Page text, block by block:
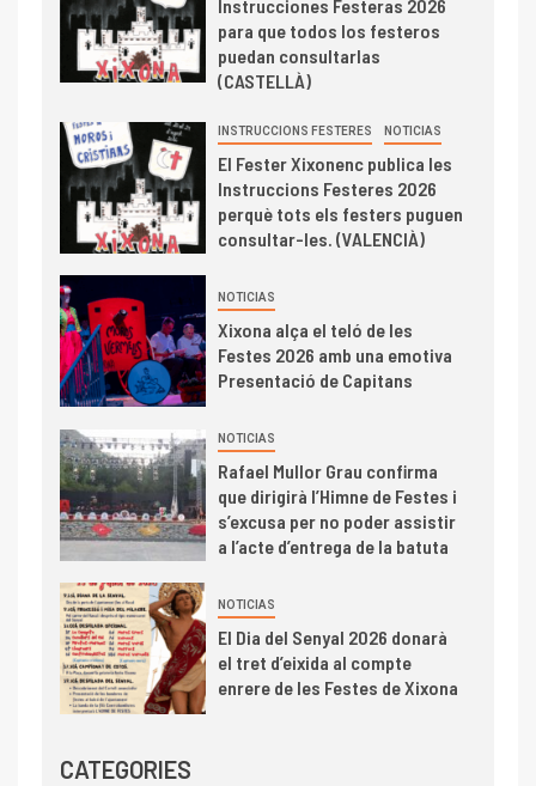
Instrucciones Festeras 2026
para que todos los festeros
puedan consultarlas
(CASTELLÀ)
INSTRUCCIONS FESTERES NOTICIAS
El Fester Xixonenc publica les
Instruccions Festeres 2026
perquè tots els festers puguen
consultar-les. (VALENCIÀ)
NOTICIAS
Xixona alça el teló de les
Festes 2026 amb una emotiva
Presentació de Capitans
NOTICIAS
Rafael Mullor Grau confirma
que dirigirà l’Himne de Festes i
s’excusa per no poder assistir
a l’acte d’entrega de la batuta
NOTICIAS
El Dia del Senyal 2026 donarà
el tret d’eixida al compte
enrere de les Festes de Xixona
CATEGORIES